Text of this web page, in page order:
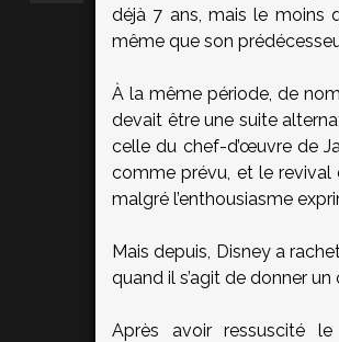
déjà 7 ans, mais le moins
même que son
À la même période, de
devait être une suite
celle du chef-d’œuvre de
comme prévu, et le revival
malgré l’enthousiasme
Mais depuis, Disney a
quand il s’agit de donner
Après avoir ressuscité le